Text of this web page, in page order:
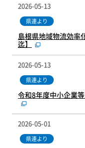
2026-05-13
県連より
島根県地域物流効率
迄】
2026-05-13
県連より
令和8年度中小企業
2026-05-01
県連より